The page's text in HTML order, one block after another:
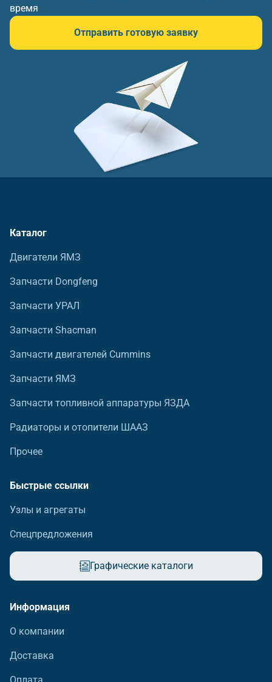
время
Отправить готовую заявку
Каталог
Двигатели ЯМЗ
Запчасти Dongfeng
Запчасти УРАЛ
Запчасти Shacman
Запчасти двигателей Cummins
Запчасти ЯМЗ
Запчасти топливной аппаратуры ЯЗДА
Радиаторы и отопители ШААЗ
Прочее
Быстрые ссылки
Узлы и агрегаты
Спецпредложения
Графические каталоги
Информация
О компании
Доставка